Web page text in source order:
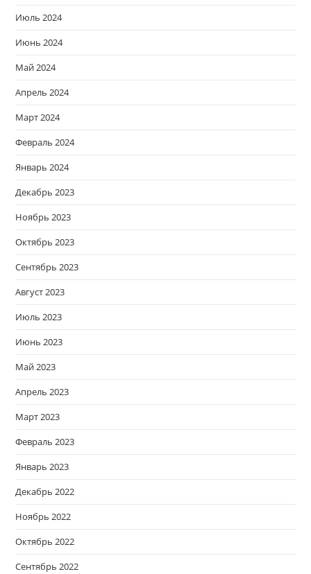
Июль 2024
Июнь 2024
Май 2024
Апрель 2024
Март 2024
Февраль 2024
Январь 2024
Декабрь 2023
Ноябрь 2023
Октябрь 2023
Сентябрь 2023
Август 2023
Июль 2023
Июнь 2023
Май 2023
Апрель 2023
Март 2023
Февраль 2023
Январь 2023
Декабрь 2022
Ноябрь 2022
Октябрь 2022
Сентябрь 2022